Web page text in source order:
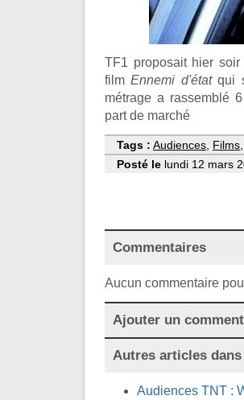
TF1 proposait hier
filmEnnemi d'étatqui
métrage a rassemblé
part de marché
Tags : Audiences Films
Posté le lundi 12 mars
Commentaires
Aucun commentaire
Ajouter un
Autres articles
Audiences TNT :